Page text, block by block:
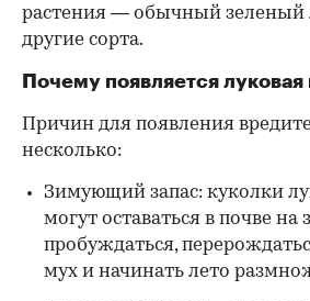
растения — обычный зеленый
другие сорта.
Почему появляется
Причин для появления
несколько:
Зимующий запас: куколки
могут оставаться в почве на
пробуждаться,
мух и начинать лето